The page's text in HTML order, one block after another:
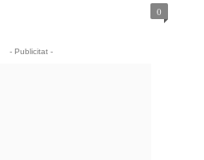
0
- Publicitat -